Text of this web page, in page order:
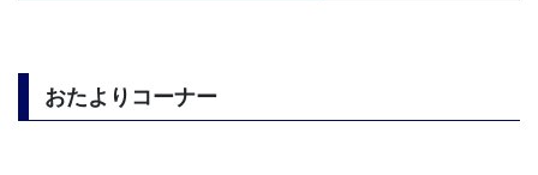
おたよりコーナー